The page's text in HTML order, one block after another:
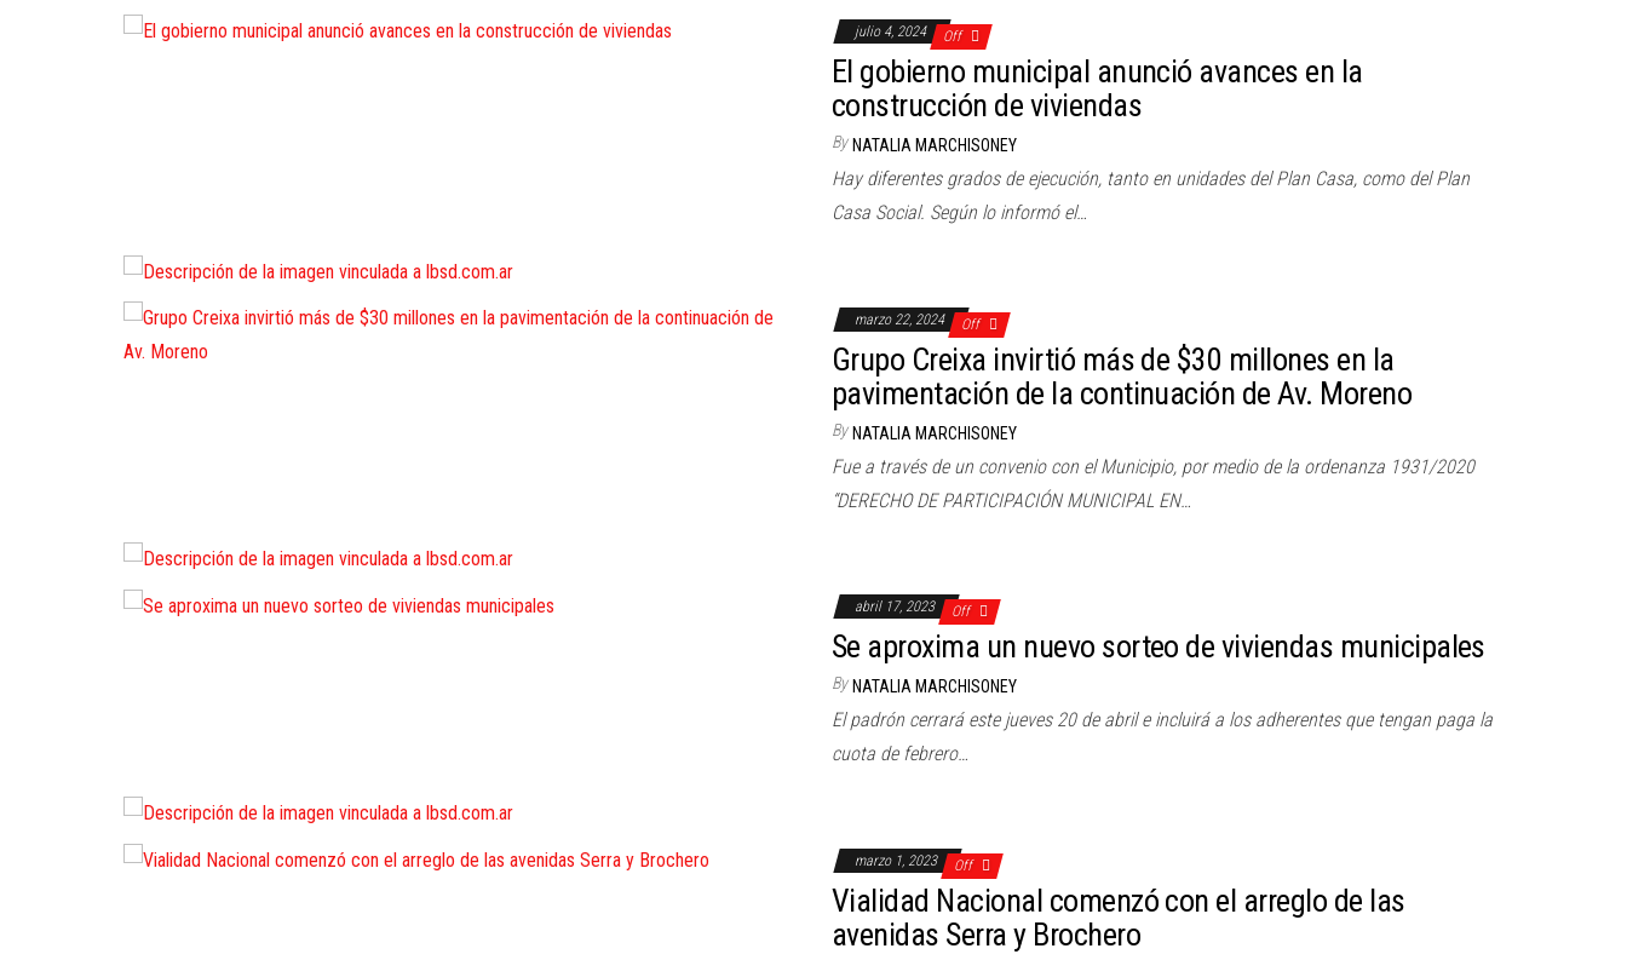
julio 4, 2024 Off
El gobierno municipal anunció avances en la
construcción de viviendas
By NATALIA MARCHISONEY
Hay diferentes grados de ejecución, tanto en unidades del Plan Casa, como del Plan
Casa Social. Según lo informó el…
marzo 22, 2024 Off
Grupo Creixa invirtió más de $30 millones en la
pavimentación de la continuación de Av. Moreno
By NATALIA MARCHISONEY
Fue a través de un convenio con el Municipio, por medio de la ordenanza 1931/2020
“DERECHO DE PARTICIPACIÓN MUNICIPAL EN…
abril 17, 2023 Off
Se aproxima un nuevo sorteo de viviendas municipales
By NATALIA MARCHISONEY
El padrón cerrará este jueves 20 de abril e incluirá a los adherentes que tengan paga la
cuota de febrero…
marzo 1, 2023 Off
Vialidad Nacional comenzó con el arreglo de las
avenidas Serra y Brochero